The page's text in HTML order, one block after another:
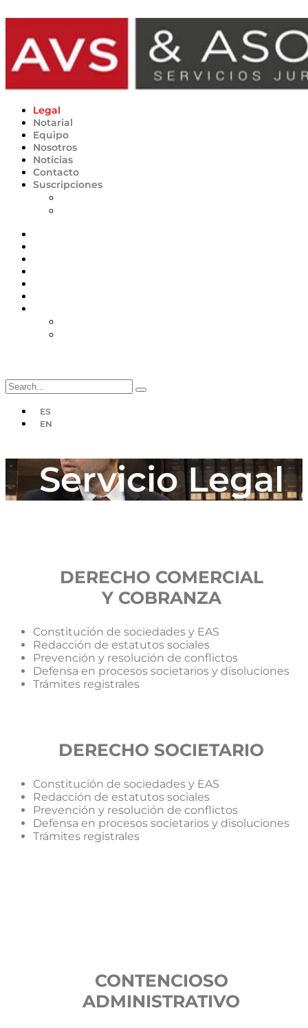
Legal
Notarial
Equipo
Nosotros
Noticias
Contacto
Suscripciones
ES
EN
Servicio Legal
DERECHO COMERCIAL
Y COBRANZA
Constitución de sociedades y EAS
Redacción de estatutos sociales
Prevención y resolución de conflictos
Defensa en procesos societarios y disoluciones
Trámites registrales
DERECHO SOCIETARIO
Constitución de sociedades y EAS
Redacción de estatutos sociales
Prevención y resolución de conflictos
Defensa en procesos societarios y disoluciones
Trámites registrales
CONTENCIOSO
ADMINISTRATIVO